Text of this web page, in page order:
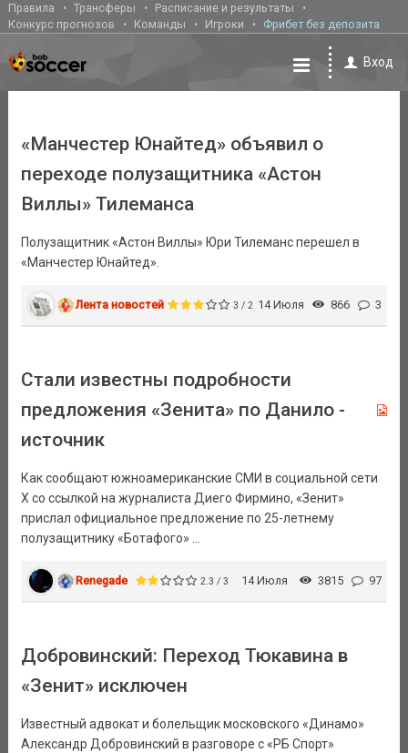
Правила Трансферы
Расписание и результаты
Конкурс прогнозов
Команды Игроки Фрибет без депозита
Вход
«Манчестер Юнайтед» объявил о
переходе полузащитника «Астон
Виллы» Тилеманса
Полузащитник «Астон Виллы» Юри Тилеманс перешел в
«Манчестер Юнайтед».
Лента новостей 3 / 2 14 Июля 866 3
Стали известны подробности
предложения «Зенита» по Данило -
источник
Как сообщают южноамериканские СМИ в социальной сети
Х со ссылкой на журналиста Диего Фирмино, «Зенит»
прислал официальное предложение по 25-летнему
полузащитнику «Ботафого» ...
Renegade 2.3 / 3 14 Июля 3815 97
Добровинский: Переход Тюкавина в
«Зенит» исключен
Известный адвокат и болельщик московского «Динамо»
Александр Добровинский в разговоре с «РБ Спорт»